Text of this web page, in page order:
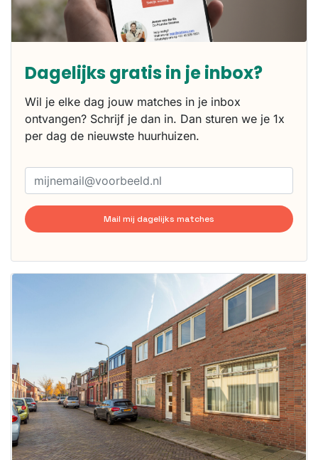
Dagelijks gratis in je inbox?
Wil je elke dag jouw matches in je inbox
ontvangen? Schrijf je dan in. Dan sturen we je 1x
per dag de nieuwste huurhuizen.
Mail mij dagelijks matches
maken moet je
reageren.
Stekkies helpt
je hierbij!